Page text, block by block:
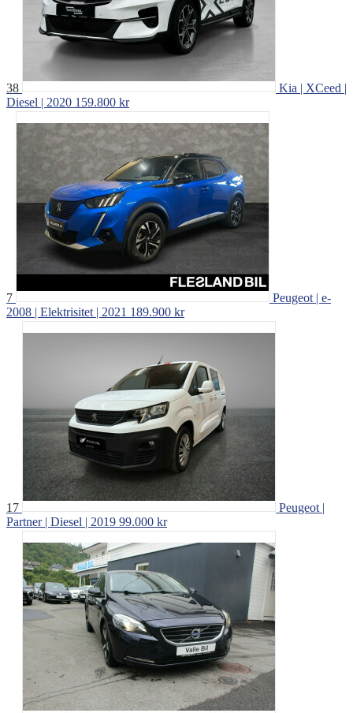
38
Kia | XCeed |
Diesel | 2020 159.800 kr
7
Peugeot | e-
2008 | Elektrisitet | 2021 189.900 kr
17
Peugeot |
Partner | Diesel | 2019 99.000 kr